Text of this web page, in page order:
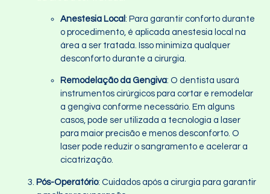
Anestesia Local : Para garantir conforto durante
o procedimento, é aplicada anestesia local na
área a ser tratada. Isso minimiza qualquer
desconforto durante a cirurgia.
Remodelação da Gengiva: O dentista usará
instrumentos cirúrgicos para cortar e remodelar
a gengiva conforme necessário. Em alguns
casos, pode ser utilizada a tecnologia a laser
para maior precisão e menos desconforto. O
laser pode reduzir o sangramento e acelerar a
cicatrização.
Pós-Operatório: Cuidados após a cirurgia para garantir